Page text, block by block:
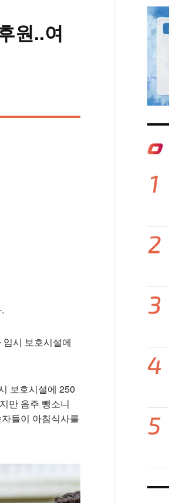
원..여
시 보호시설에
보호시설에 250
만 음주 뺑소니
들이 아침식사를